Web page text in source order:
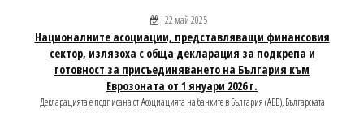
22 май 2025
Националните асоциации, представляващи финансовия
сектор, излязоха с обща декларация за подкрепа и
готовност за присъединяването на България към
Еврозоната от 1 януари 2026 г.
Декларацията е подписана от Асоциацията на банките в България (АББ), Българската